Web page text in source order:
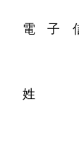
電子
姓